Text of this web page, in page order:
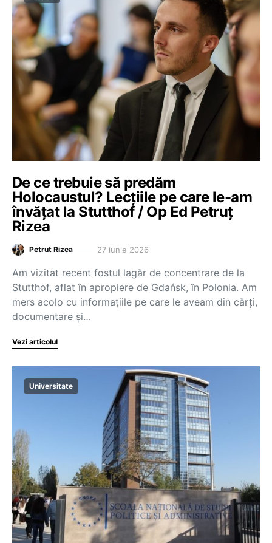
De ce trebuie să predăm
Holocaustul? Lecțiile pe care le-am
învățat la Stutthof / Op Ed Petruț
Rizea
Petrut Rizea 27 iunie 2026
Am vizitat recent fostul lagăr de concentrare de la
Stutthof, aflat în apropiere de Gdańsk, în Polonia. Am
mers acolo cu informațiile pe care le aveam din cărți,
documentare și…
Vezi articolul
Universitate